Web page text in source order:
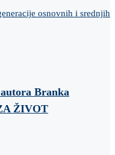
osnovnih i srednjih
Branka
ŽIVOT